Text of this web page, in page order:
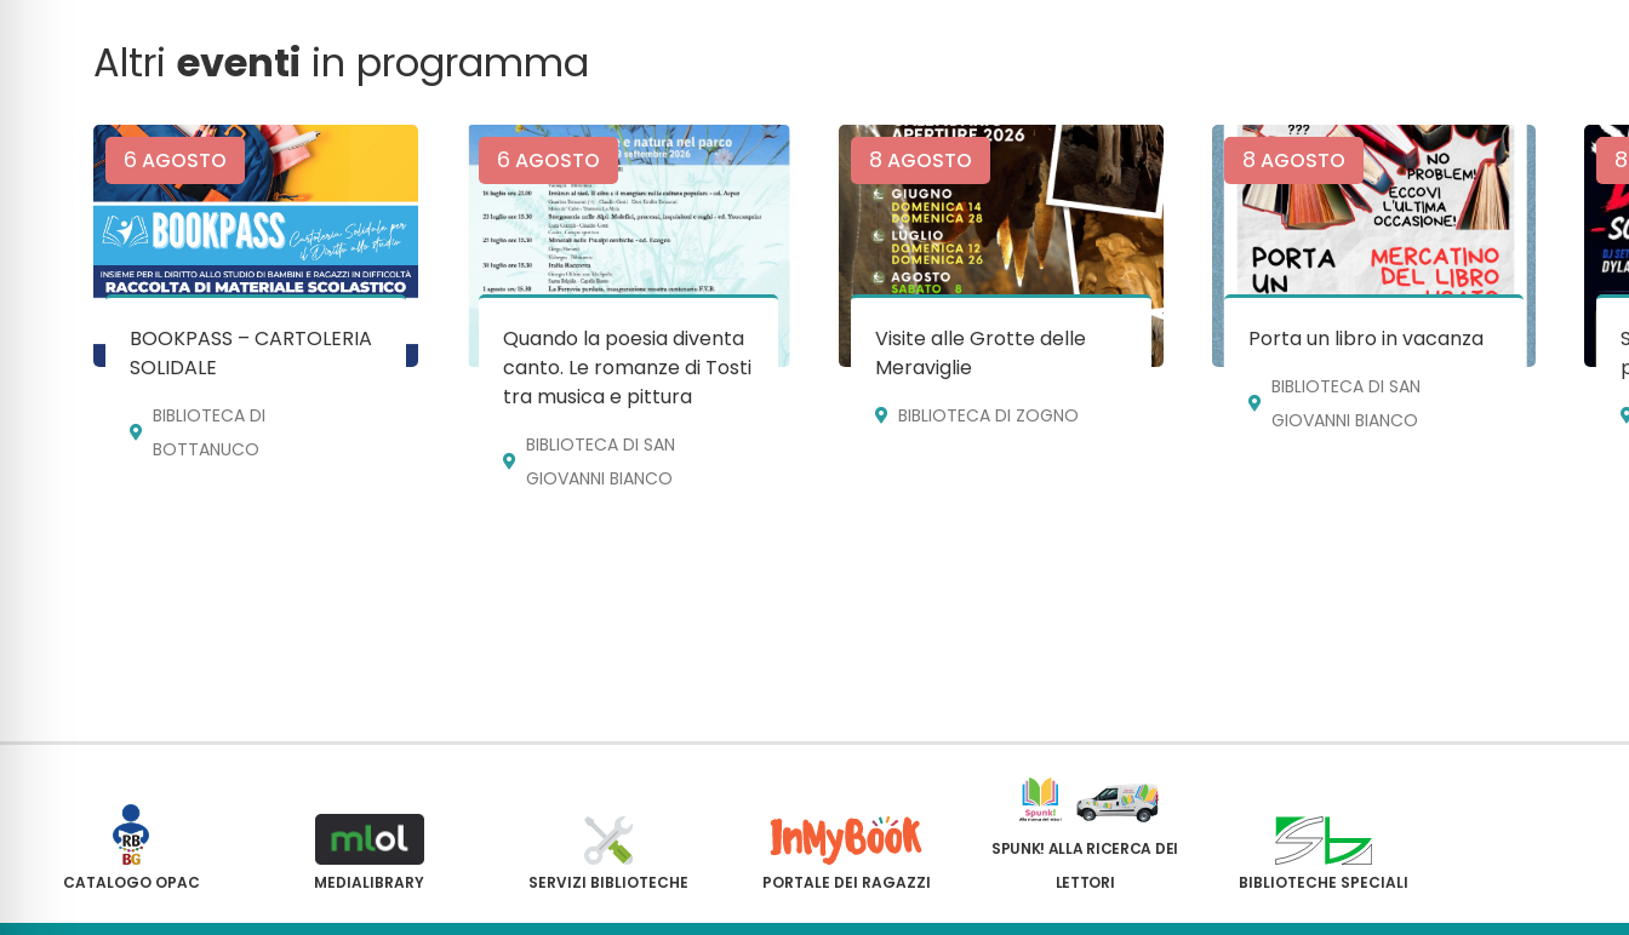
Altrieventi in programma
6 AGOSTO
BOOKPASS – CARTOLERIA
SOLIDALE
BIBLIOTECA DI
BOTTANUCO
6 AGOSTO
Quando la poesia diventa
canto. Le romanze di Tosti
tra musica e pittura
BIBLIOTECA DI SAN
GIOVANNI BIANCO
8 AGOSTO
Visite alle Grotte delle
Meraviglie
BIBLIOTECA DI ZOGNO
8 AGOSTO
Porta un libro in vacanza
BIBLIOTECA DI SAN
GIOVANNI BIANCO
8
CATALOGO OPAC MEDIALIBRARY SERVIZI BIBLIOTECHE PORTALE DEI RAGAZZI
SPUNK! ALLA RICERCA DEI
LETTORI
BIBLIOTECHE SPECIALI